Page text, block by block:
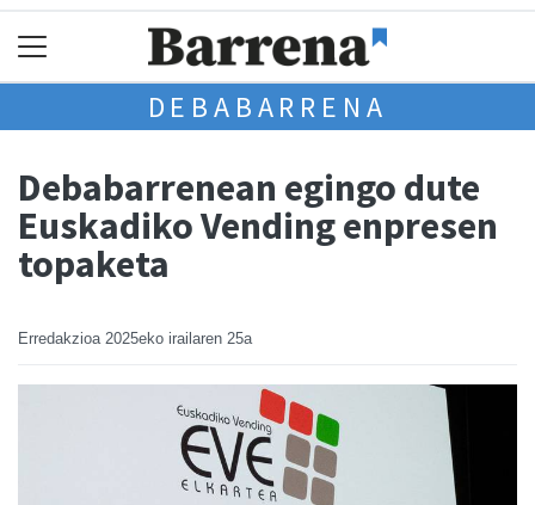
DEBABARRENA
Debabarrenean egingo dute
Euskadiko Vending enpresen
topaketa
Erredakzioa 2025eko irailaren 25a